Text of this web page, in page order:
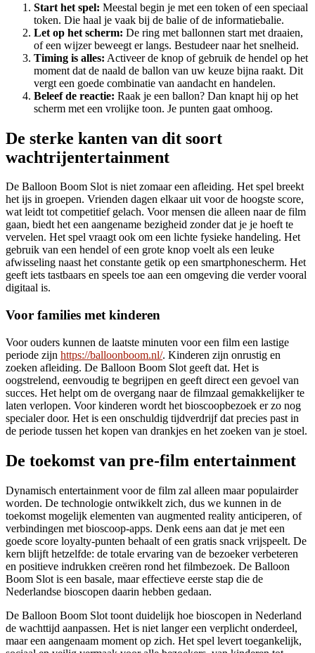
Start het spel: Meestal begin je met een token of een speciaal
token. Die haal je vaak bij de balie of de informatiebalie.
Let op het scherm: De ring met ballonnen start met draaien,
of een wijzer beweegt er langs. Bestudeer naar het snelheid.
Timing is alles: Activeer de knop of gebruik de hendel op het
moment dat de naald de ballon van uw keuze bijna raakt. Dit
vergt een goede combinatie van aandacht en handelen.
Beleef de reactie: Raak je een ballon? Dan knapt hij op het
scherm met een vrolijke toon. Je punten gaat omhoog.
De sterke kanten van dit soort
wachtrijentertainment
De Balloon Boom Slot is niet zomaar een afleiding. Het spel breekt
het ijs in groepen. Vrienden dagen elkaar uit voor de hoogste score,
wat leidt tot competitief gelach. Voor mensen die alleen naar de film
gaan, biedt het een aangename bezigheid zonder dat je je hoeft te
vervelen. Het spel vraagt ook om een lichte fysieke handeling. Het
gebruik van een hendel of een grote knop voelt als een leuke
afwisseling naast het constante getik op een smartphonescherm. Het
geeft iets tastbaars en speels toe aan een omgeving die verder vooral
digitaal is.
Voor families met kinderen
Voor ouders kunnen de laatste minuten voor een film een lastige
periode zijn https://balloonboom.nl/. Kinderen zijn onrustig en
zoeken afleiding. De Balloon Boom Slot geeft dat. Het is
oogstrelend, eenvoudig te begrijpen en geeft direct een gevoel van
succes. Het helpt om de overgang naar de filmzaal gemakkelijker te
laten verlopen. Voor kinderen wordt het bioscoopbezoek er zo nog
specialer door. Het is een onschuldig tijdverdrijf dat precies past in
de periode tussen het kopen van drankjes en het zoeken van je stoel.
De toekomst van pre-film entertainment
Dynamisch entertainment voor de film zal alleen maar populairder
worden. De technologie ontwikkelt zich, dus we kunnen in de
toekomst mogelijk elementen van augmented reality anticiperen, of
verbindingen met bioscoop-apps. Denk eens aan dat je met een
goede score loyalty-punten behaalt of een gratis snack vrijspeelt. De
kern blijft hetzelfde: de totale ervaring van de bezoeker verbeteren
en positieve indrukken creëren rond het filmbezoek. De Balloon
Boom Slot is een basale, maar effectieve eerste stap die de
Nederlandse bioscopen daarin hebben gedaan.
De Balloon Boom Slot toont duidelijk hoe bioscopen in Nederland
de wachttijd aanpassen. Het is niet langer een verplicht onderdeel,
maar een aangenaam moment op zich. Het spel levert toegankelijk,